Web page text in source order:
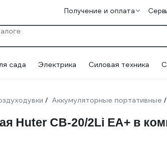
Получение и оплата
сада Электрика Силовая техника
/ Аккумуляторные портативные /
Huter CB-20/2Li EA+ в